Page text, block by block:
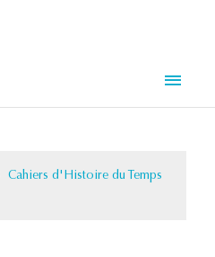
Cahiers d'Histoire du Temps